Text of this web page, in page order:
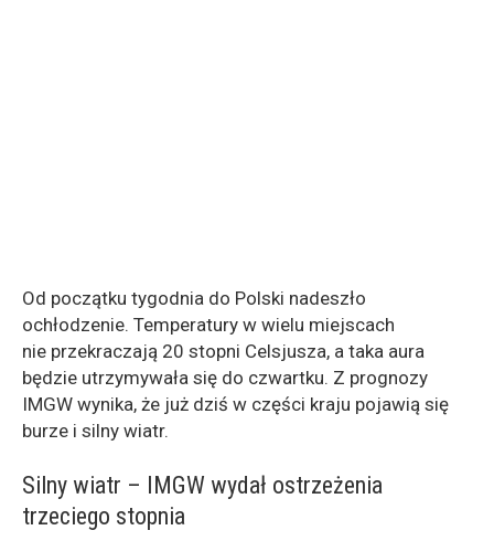
Od początku tygodnia do Polski nadeszło
ochłodzenie. Temperatury w wielu miejscach
nie przekraczają 20 stopni Celsjusza, a taka aura
będzie utrzymywała się do czwartku. Z prognozy
IMGW wynika, że już dziś w części kraju pojawią się
burze i silny wiatr.
Silny wiatr – IMGW wydał ostrzeżenia
trzeciego stopnia